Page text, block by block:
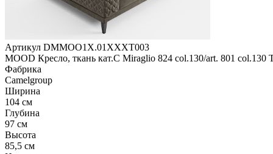
Артикул DMMOO1X.01XXXT003
MOOD Кресло, ткань кат.С Miraglio 824 col.130/art. 801 col.130
Фабрика
Camelgroup
Ширина
104 см
Глубина
97 см
Высота
85,5 см